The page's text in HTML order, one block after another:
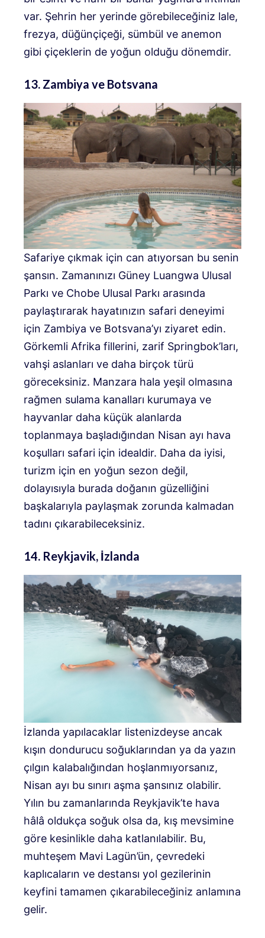
var. Şehrin her yerinde görebileceğiniz lale,
frezya, düğünçiçeği, sümbül ve anemon
gibi çiçeklerin de yoğun olduğu dönemdir.
13. Zambiya ve Botsvana
Safariye çıkmak için can atıyorsan bu senin
şansın. Zamanınızı Güney Luangwa Ulusal
Parkı ve Chobe Ulusal Parkı arasında
paylaştırarak hayatınızın safari deneyimi
için Zambiya ve Botsvana’yı ziyaret edin.
Görkemli Afrika fillerini, zarif Springbok’ları,
vahşi aslanları ve daha birçok türü
göreceksiniz. Manzara hala yeşil olmasına
rağmen sulama kanalları kurumaya ve
hayvanlar daha küçük alanlarda
toplanmaya başladığından Nisan ayı hava
koşulları safari için idealdir. Daha da iyisi,
turizm için en yoğun sezon değil,
dolayısıyla burada doğanın güzelliğini
başkalarıyla paylaşmak zorunda kalmadan
tadını çıkarabileceksiniz.
14. Reykjavik, İzlanda
İzlanda yapılacaklar listenizdeyse ancak
kışın dondurucu soğuklarından ya da yazın
çılgın kalabalığından hoşlanmıyorsanız,
Nisan ayı bu sınırı aşma şansınız olabilir.
Yılın bu zamanlarında Reykjavik’te hava
hâlâ oldukça soğuk olsa da, kış mevsimine
göre kesinlikle daha katlanılabilir. Bu,
muhteşem Mavi Lagün’ün, çevredeki
kaplıcaların ve destansı yol gezilerinin
keyfini tamamen çıkarabileceğiniz anlamına
gelir.